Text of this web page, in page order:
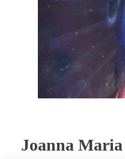
Joanna